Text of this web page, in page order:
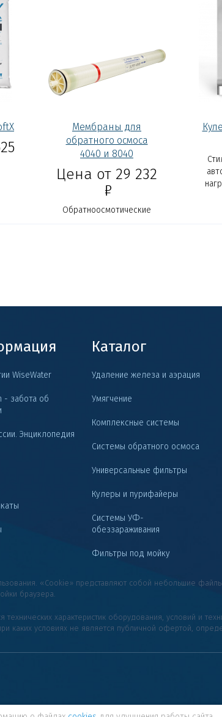
Мембраны для
обратного осмоса
4040 и 8040
Цена от 29 232
Р
Обратноосмотические
WiseWater
- забота об
Энциклопедия
Каталог
Удаление железа и аэрация
Умягчение
Комплексные системы
Системы обратного осмоса
Универсальные фильтры
Кулеры и пурифайеры
Системы УФ-
обеззараживания
Фильтры под мойку
«Cookie» представляют собой небольшие
браузера.
характеристик оборудования, условий и
каких условиях не является публичной офертой,